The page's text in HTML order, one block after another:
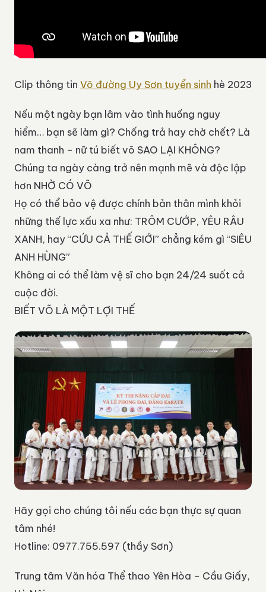
Clip thông tin Võ đường Uy Sơn tuyển sinh hè 2023
Nếu một ngày bạn lâm vào tình huống nguy
hiểm… bạn sẽ làm gì? Chống trả hay chờ chết? Là
nam thanh – nữ tú biết võ SAO LẠI KHÔNG?
Chúng ta ngày càng trở nên mạnh mẽ và độc lập
hơn NHỜ CÓ VÕ
Họ có thể bảo vệ được chính bản thân mình khỏi
những thế lực xấu xa như: TRÔM CƯỚP, YÊU RÂU
XANH, hay “CỨU CẢ THẾ GIỚI” chẳng kém gì “SIÊU
ANH HÙNG”
Không ai có thể làm vệ sĩ cho bạn 24/24 suốt cả
cuộc đời.
BIẾT VÕ LÀ MỘT LỢI THẾ
Hãy gọi cho chúng tôi nếu các bạn thực sự quan
tâm nhé!
Hotline: 0977.755.597 (thầy Sơn)
Trung tâm Văn hóa Thể thao Yên Hòa – Cầu Giấy,